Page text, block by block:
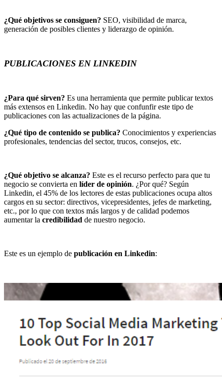
¿Qué objetivos se consiguen? SEO, visibilidad de marca,
generación de posibles clientes y liderazgo de opinión.
PUBLICACIONES EN LINKEDIN
¿Para qué sirven? Es una herramienta que permite publicar textos
más extensos en Linkedin. No hay que confunfir este tipo de
publicaciones con las actualizaciones de la página.
¿Qué tipo de contenido se publica? Conocimientos y experiencias
profesionales, tendencias del sector, trucos, consejos, etc.
¿Qué objetivo se alcanza? Este es el recurso perfecto para que tu
negocio se convierta en líder de opinión. ¿Por qué? Según
Linkedin, el 45% de los lectores de estas publicaciones ocupa altos
cargos en su sector: directivos, vicepresidentes, jefes de marketing,
etc., por lo que con textos más largos y de calidad podemos
aumentar la credibilidad de nuestro negocio.
Este es un ejemplo de publicación en Linkedin: